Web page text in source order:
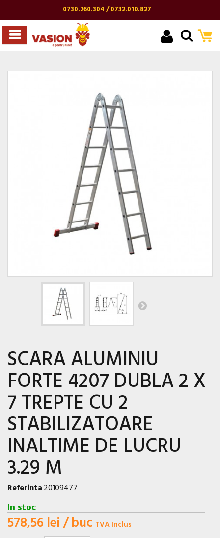
0730.260.304 / 0732.010.827
SCARA ALUMINIU
FORTE 4207 DUBLA 2 X
7 TREPTE CU 2
STABILIZATOARE
INALTIME DE LUCRU
3.29 M
Referinta20109477
In stoc
578,56 lei/ buc TVA Inclus